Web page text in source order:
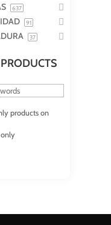
637
91
37
products on
only